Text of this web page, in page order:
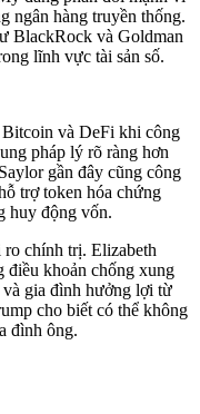
ngân hàng truyền thống.
BlackRock và Goldman
lĩnh vực tài sản số.
và DeFi khi công
pháp lý rõ ràng hơn
gần đây cũng công
trợ token hóa chứng
huy động vốn.
chính trị. Elizabeth
điều khoản chống xung
gia đình hưởng lợi từ
cho biết có thể không
đình ông.